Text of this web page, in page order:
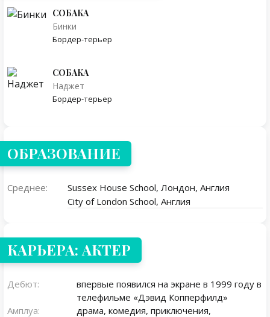
СОБАКА
Бинки
Бордер-терьер
СОБАКА
Наджет
Бордер-терьер
ОБРАЗОВАНИЕ
Среднее:
Sussex House School, Лондон, Англия
City of London School, Англия
КАРЬЕРА: АКТЕР
Дебют:
впервые появился на экране в 1999 году в
телефильме «Дэвид Копперфилд»
Амплуа:
драма, комедия, приключения,